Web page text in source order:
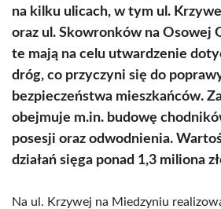
na kilku ulicach, w tym ul.
oraz ul. Skowronków na Osowej
te mają na celu utwardzenie
dróg, co przyczyni się do
bezpieczeństwa mieszkańców.
obejmuje m.in. budowę
posesji oraz odwodnienia.
działań sięga ponad 1,3 miliona
Na ul. Krzywej na Miedzyniu